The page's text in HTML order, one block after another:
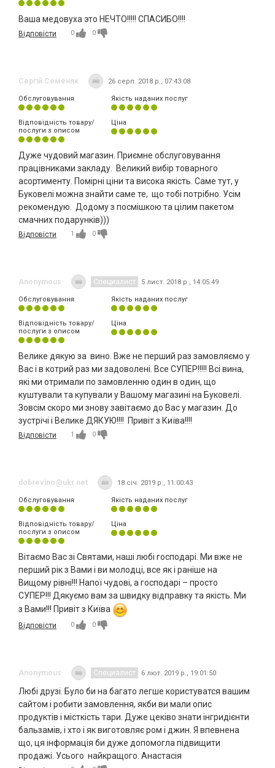
Ваша медовуха это НЕЧТО!!!!! СПАСИБО!!!!
Відповісти 0 0
Сергій Семеняк 26 серп. 2018 р., 07:43:08
Обслуговування Якість наданих послуг
Відповідність товару/
послуги з описом
Ціна
Дуже чудовий магазин. Приємне обслуговування
працівниками закладу. Великий вибір товарного
асортименту. Помірні ціни та висока якість. Саме тут, у
Буковелі можна знайти саме те, що тобі потрібно. Усім
рекомендую. Додому з посмішкою та цілим пакетом
смачних подарунків)))
Відповісти 1 0
Anonymous Специалист 5 лист. 2018 р., 14:05:49
Обслуговування Якість наданих послуг
Відповідність товару/
послуги з описом
Ціна
Велике дякую за вино. Вже не перший раз замовляємо у
Вас і в котрий раз ми задоволені. Все СУПЕР!!!!! Всі вина,
які ми отримали по замовленню один в один, що
куштували та купували у Вашому магазині на Буковелі.
Зовсім скоро ми знову завітаємо до Вас у магазин. До
зустрічі і Велике ДЯКУЮ!!!! Привіт з Київа!!!!
Відповісти 1 0
dobrevino@ukr.net 18 січ. 2019 р., 11:00:43
Обслуговування Якість наданих послуг
Відповідність товару/
послуги з описом
Ціна
Вітаємо Вас зі Святами, наші любі господарі. Ми вже не
перший рік з Вами і ви молодці, все як і раніше на
Вищому рівні!!! Напої чудові, а господарі – просто
СУПЕР!!! Дякуємо вам за швидку відправку та якість. Ми
з Вами!!! Привіт з Київа
Відповісти 0 0
Anonymous Специалист 6 лют. 2019 р., 19:01:50
Любі друзі. Було би на багато легше користуватся вашим
сайтом і робити замовлення, якби ви мали опис
продуктів і місткість тари. Дуже цеківо знати інгридієнти
бальзамів, і хто і як виготовляє ром і джин. Я впевнена
що, ця інформація би дуже допомогла підвищити
продажі. Усього найкращого. Анастасія